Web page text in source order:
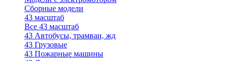
Сборные модели
43 масштаб
Все 43 масштаб
43 Автобусы, трамваи, жд
43 Грузовые
43 Пожарные машины